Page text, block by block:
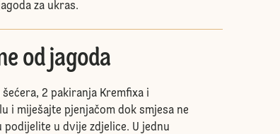
za ukras.
od jagoda
2 pakiranja Kremfixa i
i miješajte pjenjačom dok smjesa ne
podijelite u dvije zdjelice. U jednu